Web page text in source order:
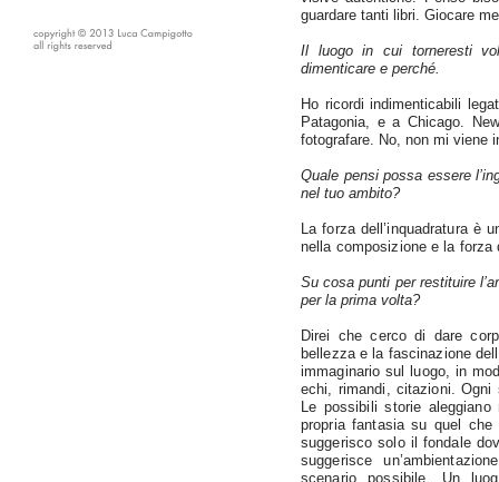
guardare tanti libri. Giocare
Il luogo in cui torneresti
dimenticare e perché.
Ho ricordi indimenticabili
Patagonia, e a Chicago.
fotografare. No, non mi viene
Quale pensi possa essere
nel tuo ambito?
La forza dell’inquadratura è
nella composizione e la forza
Su cosa punti per restituire
per la prima volta?
Direi che cerco di dare
bellezza e la fascinazione
immaginario sul luogo, in
echi, rimandi, citazioni.
Le possibili storie aleggiano
propria fantasia su quel
suggerisco solo il fondale
suggerisce
scenario possibile. Un